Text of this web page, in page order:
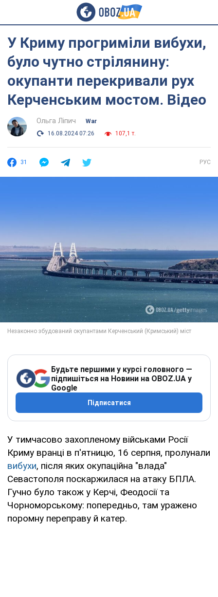
У Криму прогриміли вибухи,
було чутно стрілянину:
окупанти перекривали рух
Керченським мостом. Відео
Ольга Ліпич
War
16.08.2024 07:26
107,1 т.
31 РУС
Будьте першими у курсі головного —
підпишіться на Новини на OBOZ.UA у
Google
Підписатися
У тимчасово захопленому військами Росії
Криму вранці в п'ятницю, 16 серпня, пролунали
вибухи, після яких окупаційна "влада"
Севастополя поскаржилася на атаку БПЛА.
Гучно було також у Керчі, Феодосії та
Чорноморському: попередньо, там уражено
поромну переправу й катер.